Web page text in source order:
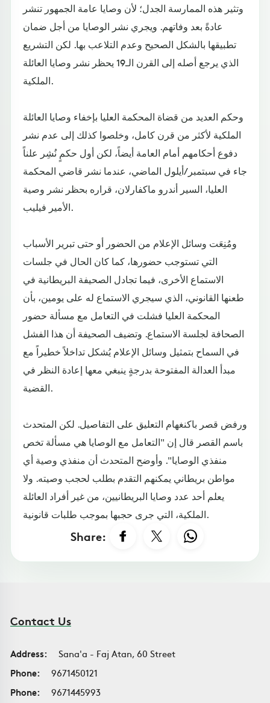
وتثير هذه الممارسة الجدل؛ لأن وصايا عامة الجمهور تنشر
عادةً بعد وفاتهم. ويجري نشر الوصايا من أجل ضمان
تطبيقها بالشكل الصحيح وعدم التلاعب بها. لكن التشريع
الذي يرجع أصله إلى القرن الـ19 يحظر نشر وصايا العائلة
الملكية.
وحكم العديد من قضاة المحكمة العليا بإخفاء وصايا العائلة
الملكية لأكثر من قرن كامل، وخلصوا كذلك إلى عدم نشر
دفوع أحكامهم أمام العامة أيضاً، لكن أول حكمٍ نُشِر علناً
جاء في سبتمبر/أيلول الماضي، عندما نشر قاضي المحكمة
العليا، السير أندرو ماكفارلان، قراره بحظر نشر وصية
الأمير فيليب.
ومُنِعَت وسائل الإعلام من الحضور أو حتى تبرير الأسباب
التي تستوجب حضورها، كما كان الحال في جلسات
الاستماع الأخرى، فيما تجادل الصحيفة البريطانية في
طعنها القانوني، الذي سيجري الاستماع له على يومين، بأن
المحكمة العليا فشلت في التعامل مع مسألة حضور
الصحافة لجلسة الاستماع. وتضيف الصحيفة أن هذا الفشل
في السماح بتمثيل وسائل الإعلام يُشكل تداخلاً خطيراً مع
مبدأ العدالة المفتوحة بدرجةٍ ينبغي معها إعادة النظر في
القضية.
ورفض قصر باكنغهام التعليق على التفاصيل. لكن المتحدث
باسم القصر قال إن "التعامل مع الوصايا هي مسألة تخص
منفذي الوصايا". وأوضح المتحدث أن منفذي وصية أي
مواطن بريطاني يمكنهم التقدم بطلب لحجب وصيته. ولا
يعلم أحد عدد وصايا البريطانيين، من غير أفراد العائلة
الملكية، التي جرى حجبها بموجب طلبات قانونية.
Share:
Contact Us
Address:
Sana'a - Faj Atan, 60 Street
Phone:
9671450121
Phone:
9671445993